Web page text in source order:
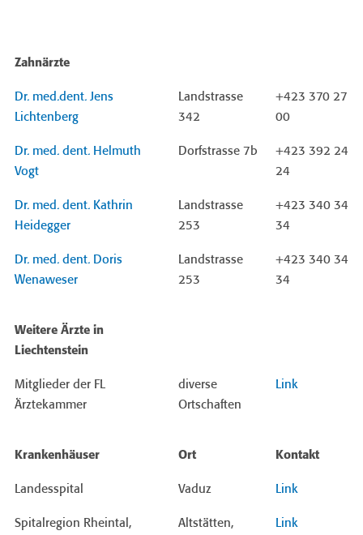
Zahnärzte
Dr. med.dent. Jens
Lichtenberg
Landstrasse
342
+423 370 27
00
Dr. med. dent. Helmuth
Vogt
Dorfstrasse 7b
+423 392 24
24
Dr. med. dent. Kathrin
Heidegger
Landstrasse
253
+423 340 34
34
Dr. med. dent. Doris
Wenaweser
Landstrasse
253
+423 340 34
34
Weitere Ärzte in
Liechtenstein
Mitglieder der FL
Ärztekammer
diverse
Ortschaften
Link
Krankenhäuser Ort Kontakt
Landesspital Vaduz Link
Spitalregion Rheintal,
Altstätten,
Link